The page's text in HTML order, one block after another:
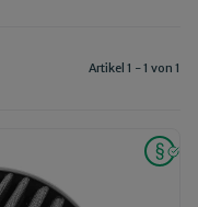
Artikel 1 - 1 von 1